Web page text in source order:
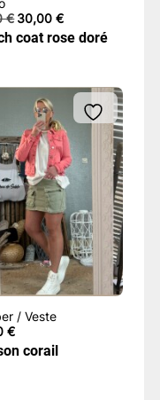
€ Le
prix
initial
30,00€Le
prix
actuel
coat rose doré
/ Veste
€
corail